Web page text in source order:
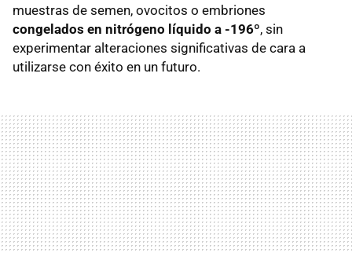
muestras de semen, ovocitos o embriones
congelados en nitrógeno líquido a -196º, sin
experimentar alteraciones significativas de cara a
utilizarse con éxito en un futuro.